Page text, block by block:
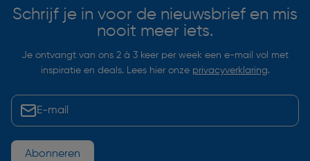
Schrijf je in voor de nieuwsbrief en mis
nooit meer iets.
Je ontvangt van ons 2 à 3 keer per week een e-mail vol met
inspiratie en deals. Lees hier onze privacyverklaring.
Abonneren